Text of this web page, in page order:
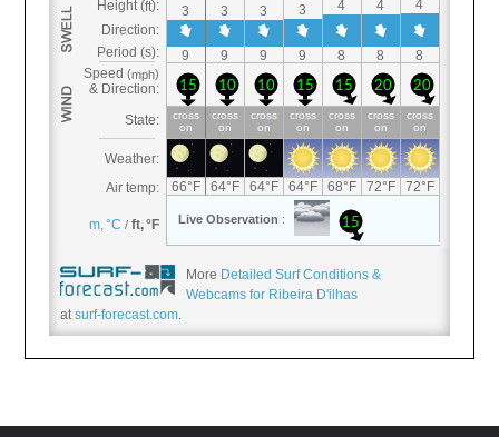
More Detailed Surf Conditions &
Webcams for Ribeira D'ilhas
atsurf-forecast.com.